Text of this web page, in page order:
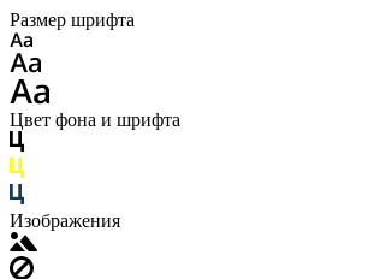
Размер шрифта
Цвет фона и шрифта
Изображения